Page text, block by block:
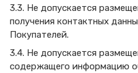
3.3. Не допускается
получения контактных
Покупателей.
3.4. Не допускается
содержащего информацию